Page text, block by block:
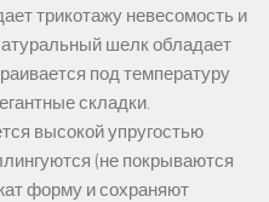
трикотажу невесомость и
шелк обладает
под температуру
складки.
высокой упругостью
(не покрываются
форму и сохраняют